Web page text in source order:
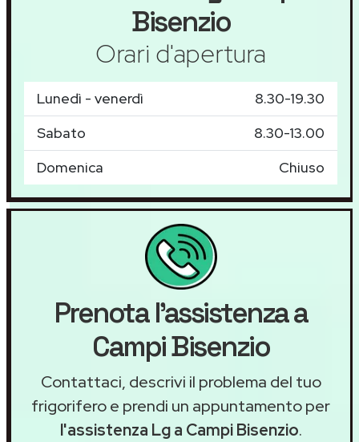
Bisenzio
Orari d'apertura
Lunedì - venerdì
8.30-19.30
Sabato
8.30-13.00
Domenica
Chiuso
Prenota l'assistenza a
Campi Bisenzio
Contattaci, descrivi il problema del tuo
frigorifero e prendi un appuntamento per
l'assistenza Lg a Campi Bisenzio.